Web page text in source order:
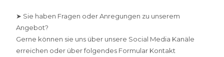
➤ Sie haben Fragen oder Anregungen zu unserem
Angebot?
Gerne können sie uns über unsere Social Media Kanäle
erreichen oder über folgendes Formular Kontakt